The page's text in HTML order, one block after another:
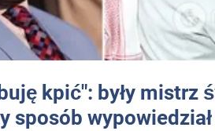
kpić": były mistrz
sposób